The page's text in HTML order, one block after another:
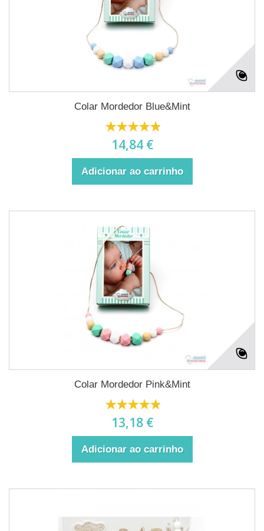
Colar Mordedor Blue&Mint
14,84 €
Adicionar ao carrinho
Colar Mordedor Pink&Mint
13,18 €
Adicionar ao carrinho